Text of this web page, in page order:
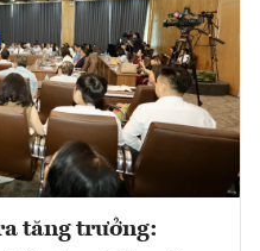
tăng trưởng: